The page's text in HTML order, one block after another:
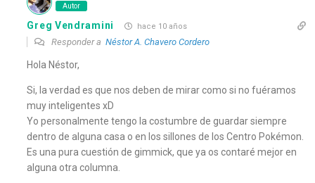
Autor
Greg Vendramini hace 10 años
Responder aNéstor A. Chavero Cordero
Hola Néstor,
Si, la verdad es que nos deben de mirar como si no fuéramos
muy inteligentes xD
Yo personalmente tengo la costumbre de guardar siempre
dentro de alguna casa o en los sillones de los Centro Pokémon.
Es una pura cuestión de gimmick, que ya os contaré mejor en
alguna otra columna.